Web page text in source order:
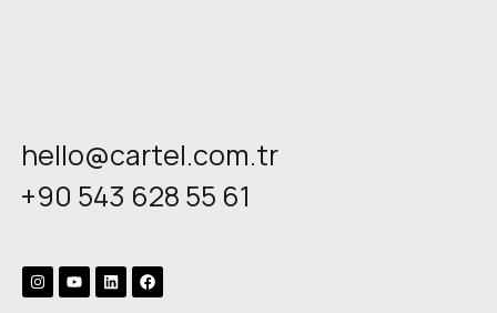
hello@cartel.com.tr
+90 543 628 55 61